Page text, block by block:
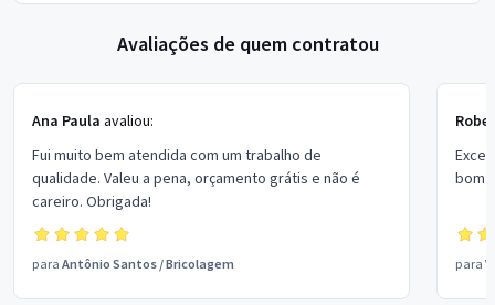
Avaliações de quem contratou
Ana Paula avaliou:
Fui muito bem atendida com um trabalho de
qualidade. Valeu a pena, orçamento grátis e não é
careiro. Obrigada!
para Antônio Santos /Bricolagem
bom
para